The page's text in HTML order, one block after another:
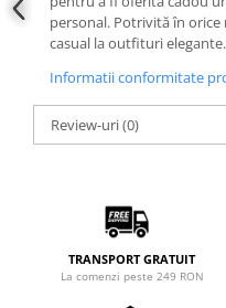
personal. Potrivită în
casual la outfituri elegante.
Informatii conformitate
Review-uri(0)
TRANSPORT GRATUIT
La comenzi peste 249 RON